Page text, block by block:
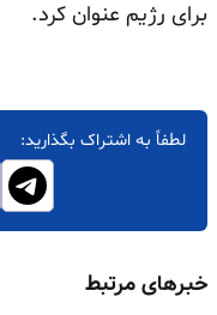
برای رژیم عنوان کرد.
لطفاً به اشتراک بگذارید:
خبرهای مرتبط